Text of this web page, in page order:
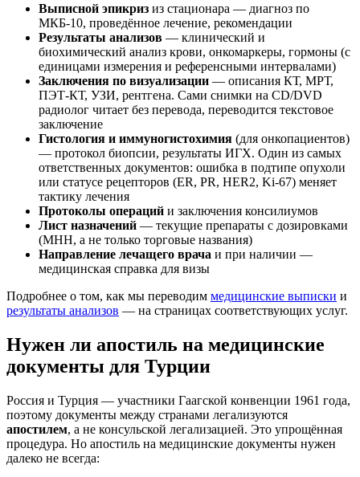
Выписной эпикриз из стационара — диагноз по
МКБ-10, проведённое лечение, рекомендации
Результаты анализов — клинический и
биохимический анализ крови, онкомаркеры, гормоны (с
единицами измерения и референсными интервалами)
Заключения по визуализации — описания КТ, МРТ,
ПЭТ-КТ, УЗИ, рентгена. Сами снимки на CD/DVD
радиолог читает без перевода, переводится текстовое
заключение
Гистология и иммуногистохимия (для онкопациентов)
— протокол биопсии, результаты ИГХ. Один из самых
ответственных документов: ошибка в подтипе опухоли
или статусе рецепторов (ER, PR, HER2, Ki-67) меняет
тактику лечения
Протоколы операций и заключения консилиумов
Лист назначений — текущие препараты с дозировками
(МНН, а не только торговые названия)
Направление лечащего врача и при наличии —
медицинская справка для визы
Подробнее о том, как мы переводим медицинские выписки и
результаты анализов — на страницах соответствующих услуг.
Нужен ли апостиль на медицинские
документы для Турции
Россия и Турция — участники Гаагской конвенции 1961 года,
поэтому документы между странами легализуются
апостилем, а не консульской легализацией. Это упрощённая
процедура. Но апостиль на медицинские документы нужен
далеко не всегда: